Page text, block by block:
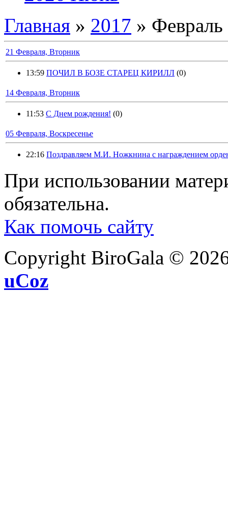
Главная » 2017 » Февраль
21 Февраля, Вторник
13:59 ПОЧИЛ В БОЗЕ СТАРЕЦ КИРИЛЛ (0)
14 Февраля, Вторник
11:53 С Днем рождения! (0)
05 Февраля, Воскресенье
22:16 Поздравляем М.И. Ножкнина с награждением
При использовании
обязательна.
Как помочь сайту
Copyright BiroGala ©
uCoz